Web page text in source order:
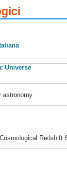
Universe
astronomy
Redshift